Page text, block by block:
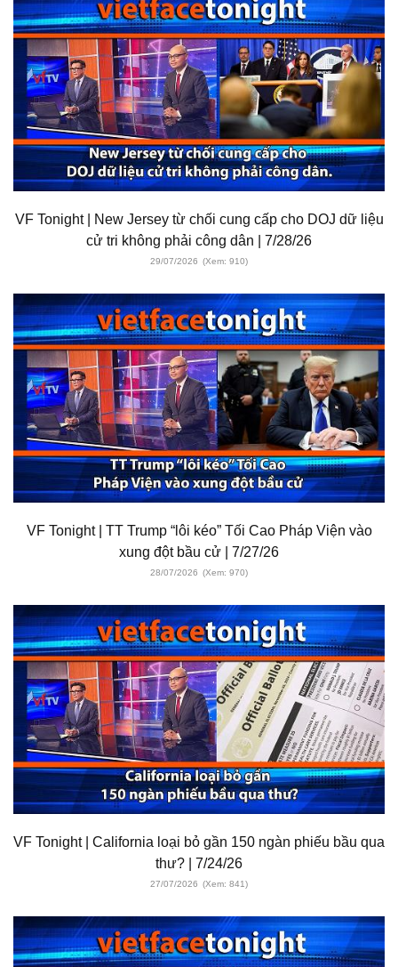
VF Tonight | New Jersey từ chối cung cấp cho DOJ dữ liệu
cử tri không phải công dân | 7/28/26
29/07/2026 (Xem: 910)
VF Tonight | TT Trump “lôi kéo” Tối Cao Pháp Viện vào
xung đột bầu cử | 7/27/26
28/07/2026 (Xem: 970)
VF Tonight | California loại bỏ gần 150 ngàn phiếu bầu qua
thư? | 7/24/26
27/07/2026 (Xem: 841)